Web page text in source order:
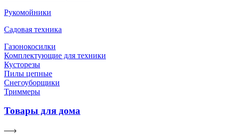
Рукомойники
Садовая техника
Газонокосилки
Комплектующие для техники
Кусторезы
Пилы цепные
Снегоуборщики
Триммеры
Товары для дома